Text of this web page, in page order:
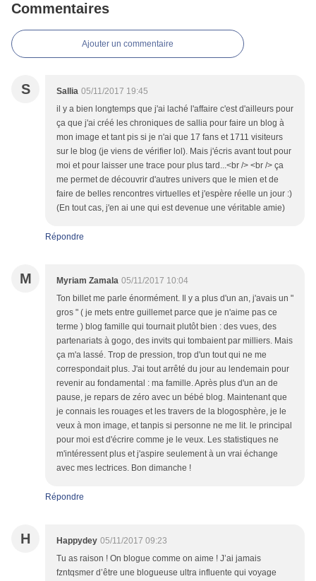
Commentaires
Ajouter un commentaire
S Sallia 05/11/2017 19:45
il y a bien longtemps que j'ai laché l'affaire c'est d'ailleurs pour
ça que j'ai créé les chroniques de sallia pour faire un blog à
mon image et tant pis si je n'ai que 17 fans et 1711 visiteurs
sur le blog (je viens de vérifier lol). Mais j'écris avant tout pour
moi et pour laisser une trace pour plus tard...<br /> <br /> ça
me permet de découvrir d'autres univers que le mien et de
faire de belles rencontres virtuelles et j'espère réelle un jour :)
(En tout cas, j'en ai une qui est devenue une véritable amie)
Répondre
M Myriam Zamala 05/11/2017 10:04
Ton billet me parle énormément. Il y a plus d'un an, j'avais un "
gros " ( je mets entre guillemet parce que je n'aime pas ce
terme ) blog famille qui tournait plutôt bien : des vues, des
partenariats à gogo, des invits qui tombaient par milliers. Mais
ça m'a lassé. Trop de pression, trop d'un tout qui ne me
correspondait plus. J'ai tout arrêté du jour au lendemain pour
revenir au fondamental : ma famille. Après plus d'un an de
pause, je repars de zéro avec un bébé blog. Maintenant que
je connais les rouages et les travers de la blogosphère, je le
veux à mon image, et tanpis si personne ne me lit. le principal
pour moi est d'écrire comme je le veux. Les statistiques ne
m'intéressent plus et j'aspire seulement à un vrai échange
avec mes lectrices. Bon dimanche !
Répondre
H Happydey 05/11/2017 09:23
Tu as raison ! On blogue comme on aime ! J’ai jamais
fzntqsmer d’être une blogueuse ultra influente qui voyage